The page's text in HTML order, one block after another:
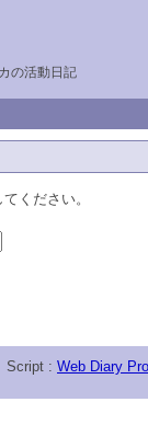
の活動日記
ください。
Script : Web Diary